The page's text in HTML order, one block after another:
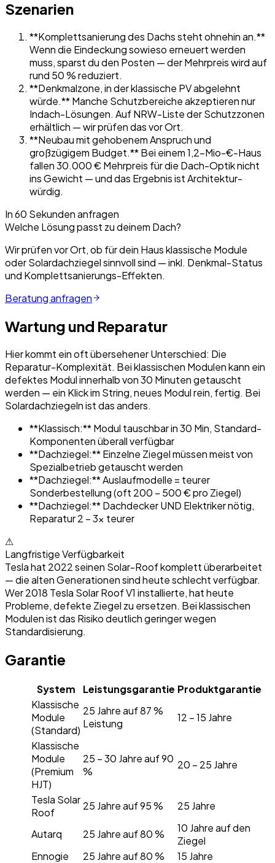
Szenarien
**Komplettsanierung des Dachs steht ohnehin an.**
Wenn die Eindeckung sowieso erneuert werden
muss, sparst du den Posten — der Mehrpreis wird auf
rund 50 % reduziert.
**Denkmalzone, in der klassische PV abgelehnt
würde.** Manche Schutzbereiche akzeptieren nur
Indach-Lösungen. Auf NRW-Liste der Schutzzonen
erhältlich — wir prüfen das vor Ort.
**Neubau mit gehobenem Anspruch und
großzügigem Budget.** Bei einem 1,2-Mio-€-Haus
fallen 30.000 € Mehrpreis für die Dach-Optik nicht
ins Gewicht — und das Ergebnis ist Architektur-
würdig.
In 60 Sekunden anfragen
Welche Lösung passt zu deinem Dach?
Wir prüfen vor Ort, ob für dein Haus klassische Module
oder Solardachziegel sinnvoll sind — inkl. Denkmal-Status
und Komplettsanierungs-Effekten.
Beratung anfragen
Wartung und Reparatur
Hier kommt ein oft übersehener Unterschied: Die
Reparatur-Komplexität. Bei klassischen Modulen kann ein
defektes Modul innerhalb von 30 Minuten getauscht
werden — ein Klick im String, neues Modul rein, fertig. Bei
Solardachziegeln ist das anders.
**Klassisch:** Modul tauschbar in 30 Min, Standard-
Komponenten überall verfügbar
**Dachziegel:** Einzelne Ziegel müssen meist von
Spezialbetrieb getauscht werden
**Dachziegel:** Auslaufmodelle = teurer
Sonderbestellung (oft 200 – 500 € pro Ziegel)
**Dachziegel:** Dachdecker UND Elektriker nötig,
Reparatur 2 – 3× teurer
⚠
Langfristige Verfügbarkeit
Tesla hat 2022 seinen Solar-Roof komplett überarbeitet
— die alten Generationen sind heute schlecht verfügbar.
Wer 2018 Tesla Solar Roof V1 installierte, hat heute
Probleme, defekte Ziegel zu ersetzen. Bei klassischen
Modulen ist das Risiko deutlich geringer wegen
Standardisierung.
Garantie
System Leistungsgarantie Produktgarantie
Klassische
Module
(Standard)
25 Jahre auf 87 %
Leistung
12 – 15 Jahre
Klassische
Module
(Premium
HJT)
25 – 30 Jahre auf 90
%
20 – 25 Jahre
Tesla Solar
Roof
25 Jahre auf 95 % 25 Jahre
Autarq 25 Jahre auf 80 %
10 Jahre auf den
Ziegel
Ennogie
25 Jahre auf 80 %
15 Jahre